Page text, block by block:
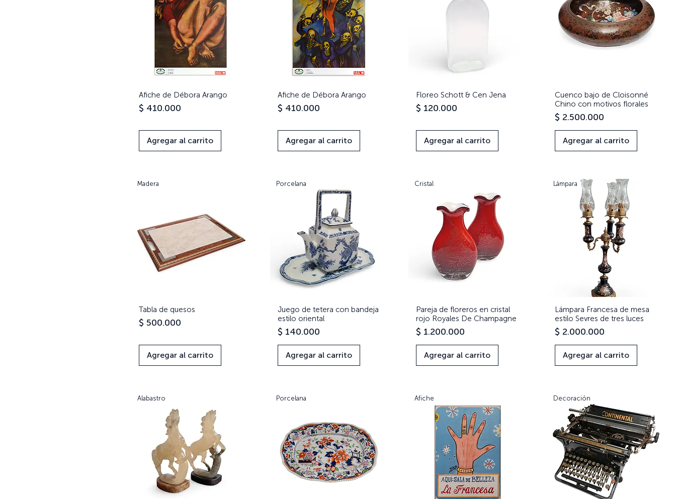
Vista rápida
Afiche de Débora Arango
Precio
$ 410.000
Agregar al carrito
Vista rápida
Afiche de Débora Arango
Precio
$ 410.000
Agregar al carrito
Vista rápida
Floreo Schott & Cen Jena
Precio
$ 120.000
Agregar al carrito
Vista rápida
Cuenco bajo de Cloisonné
Chino con motivos florales
Precio
$ 2.500.000
Agregar al carrito
Vista rápida
Madera
Tabla de quesos
Precio
$ 500.000
Agregar al carrito
Vista rápida
Porcelana
Juego de tetera con bandeja
estilo oriental
Precio
$ 140.000
Agregar al carrito
Vista rápida
Cristal
Pareja de floreros en cristal
rojo Royales De Champagne
Precio
$ 1.200.000
Agregar al carrito
Vista rápida
Lámpara
Lámpara Francesa de mesa
estilo Sevres de tres luces
Precio
$ 2.000.000
Agregar al carrito
Alabastro Porcelana Afiche Decoración